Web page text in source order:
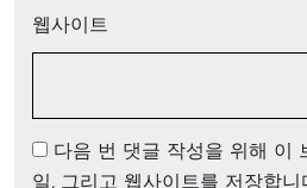
웹사이트
다음 번 댓글 작성을 위해 이
일, 그리고 웹사이트를 저장합니